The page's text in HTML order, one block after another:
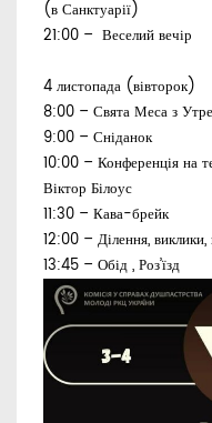
(в Санктуарії)
21:00 – Веселий вечір
4 листопада (вівторок)
8:00 – Свята Меса з
9:00 – Сніданок
10:00 – Конференція на
Віктор Білоус
11:30 – Кава-брейк
12:00 – Ділення, виклики,
13:45 – Обід , Роз’їзд